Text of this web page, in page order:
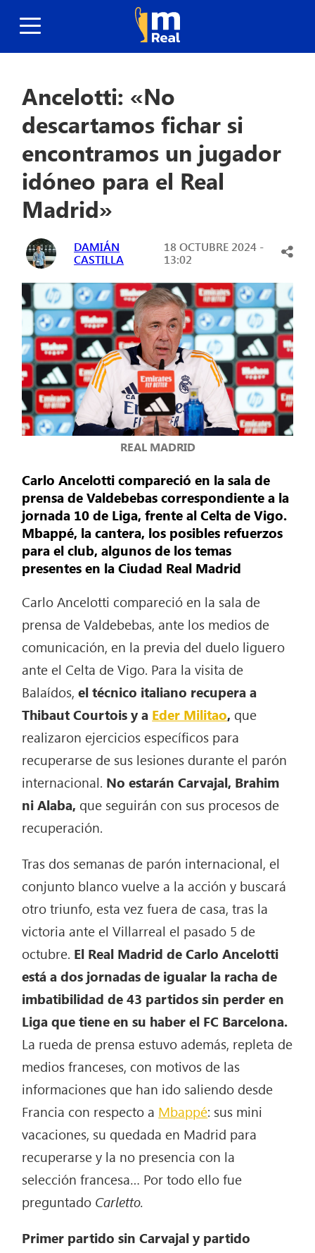
Ancelotti: «No
descartamos fichar si
encontramos un jugador
idóneo para el Real
Madrid»
DAMIÁN
CASTILLA
18 OCTUBRE 2024 -
13:02
REAL MADRID
Carlo Ancelotti compareció en la sala de
prensa de Valdebebas correspondiente a la
jornada 10 de Liga, frente al Celta de Vigo.
Mbappé, la cantera, los posibles refuerzos
para el club, algunos de los temas
presentes en la Ciudad Real Madrid
Carlo Ancelotti compareció en la sala de
prensa de Valdebebas, ante los medios de
comunicación, en la previa del duelo liguero
ante el Celta de Vigo. Para la visita de
Balaídos,el técnico italiano recupera a
Thibaut Courtois y a Eder Militao, que
realizaron ejercicios específicos para
recuperarse de sus lesiones durante el parón
internacional. No estarán Carvajal, Brahim
ni Alaba, que seguirán con sus procesos de
recuperación.
Tras dos semanas de parón internacional, el
conjunto blanco vuelve a la acción y buscará
otro triunfo, esta vez fuera de casa, tras la
victoria ante el Villarreal el pasado 5 de
octubre. El Real Madrid de Carlo Ancelotti
está a dos jornadas de igualar la racha de
imbatibilidad de 43 partidos sin perder en
Liga que tiene en su haber el FC Barcelona.
La rueda de prensa estuvo además, repleta de
medios franceses, con motivos de las
informaciones que han ido saliendo desde
Francia con respecto a Mbappé: sus mini
vacaciones, su quedada en Madrid para
recuperarse y la no presencia con la
selección francesa… Por todo ello fue
preguntado Carletto.
Primer partido sin Carvajal y partido